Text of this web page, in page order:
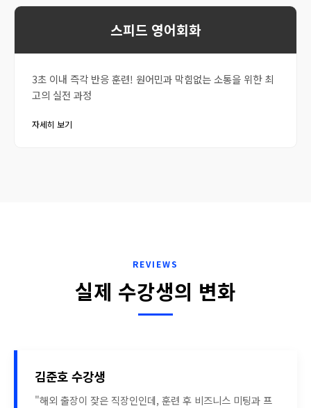
스피드 영어회화
3초 이내 즉각 반응 훈련! 원어민과 막힘없는 소통을 위한 최
고의 실전 과정
자세히 보기
REVIEWS
실제 수강생의 변화
김준호 수강생
"해외 출장이 잦은 직장인인데, 훈련 후 비즈니스 미팅과 프